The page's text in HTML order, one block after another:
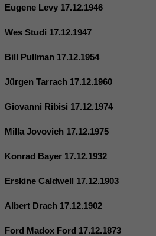
Eugene Levy 17.12.1946
Wes Studi 17.12.1947
Bill Pullman 17.12.1954
Jürgen Tarrach 17.12.1960
Giovanni Ribisi 17.12.1974
Milla Jovovich 17.12.1975
Konrad Bayer 17.12.1932
Erskine Caldwell 17.12.1903
Albert Drach 17.12.1902
Ford Madox Ford 17.12.1873